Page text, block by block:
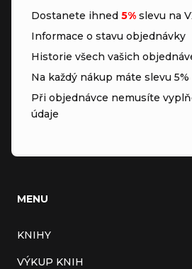
Dostanete ihned 5% slevu na
Informace o stavu objednávky
Historie všech vašich
Na každý nákup máte slevu 5%
Při objednávce nemusíte
údaje
MENU
KNIHY
VÝKUP KNIH